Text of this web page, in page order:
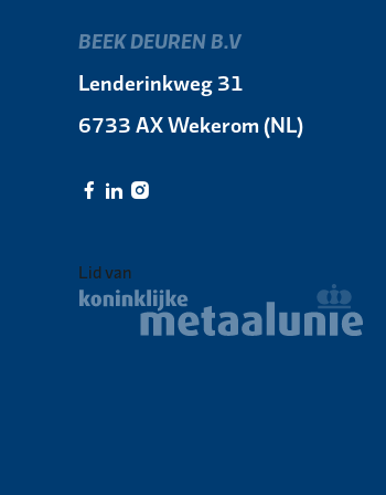
BEEK DEUREN B.V
Lenderinkweg 31
6733 AX Wekerom (NL)
Lid van